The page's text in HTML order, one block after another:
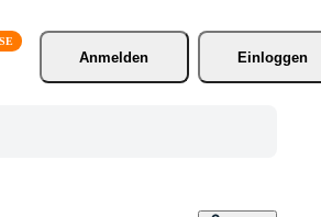
Anmelden
Einloggen